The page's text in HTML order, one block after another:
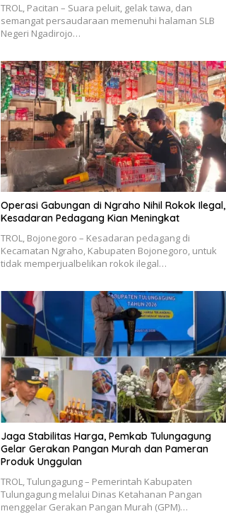
TROL, Pacitan – Suara peluit, gelak tawa, dan
semangat persaudaraan memenuhi halaman SLB
Negeri Ngadirojo…
Operasi Gabungan di Ngraho Nihil Rokok Ilegal,
Kesadaran Pedagang Kian Meningkat
TROL, Bojonegoro – Kesadaran pedagang di
Kecamatan Ngraho, Kabupaten Bojonegoro, untuk
tidak memperjualbelikan rokok ilegal…
Jaga Stabilitas Harga, Pemkab Tulungagung
Gelar Gerakan Pangan Murah dan Pameran
Produk Unggulan
TROL, Tulungagung – Pemerintah Kabupaten
Tulungagung melalui Dinas Ketahanan Pangan
menggelar Gerakan Pangan Murah (GPM)…